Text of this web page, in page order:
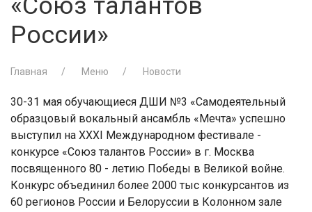
России»
Главная Меню Новости
30-31 мая обучающиеся ДШИ №3 «Самодеятельный
образцовый вокальный ансамбль «Мечта» успешно
выступил на XXXI Международном фестивале -
конкурсе «Союз талантов России» в г. Москва
посвященного 80 - летию Победы в Великой войне.
Конкурс объединил более 2000 тыс конкурсантов из
60 регионов России и Белоруссии в Колонном зале